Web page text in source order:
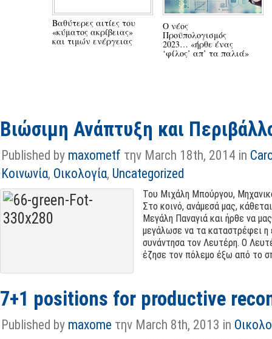
Βαθύτερες αιτίες του
«κύματος ακρίβειας»
και τιμών ενέργειας
Ο νέος
Προϋπολογισμός
2023… «ήρθε ένας
‘φίλος’ απ’ τα παλιά»
Βιώσιμη Ανάπτυξη και
Published by maxometf την March 18th, 2014 in
Κοινωνία, Οικολογία, Uncategorized
Του Μιχάλη Μπούργου,
Στο κοινό, ανάμεσά μας,
Μεγάλη Παναγιά και ήρθε να
μεγάλωσε να τα καταστρέφει η
συνάντησα τον Λευτέρη. Ο
έζησε τον πόλεμο έξω από το
7+1 positions for productive
Published by maxome την March 8th, 2013 in